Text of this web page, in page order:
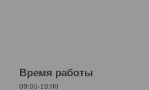
Время работы
09:00-19:00